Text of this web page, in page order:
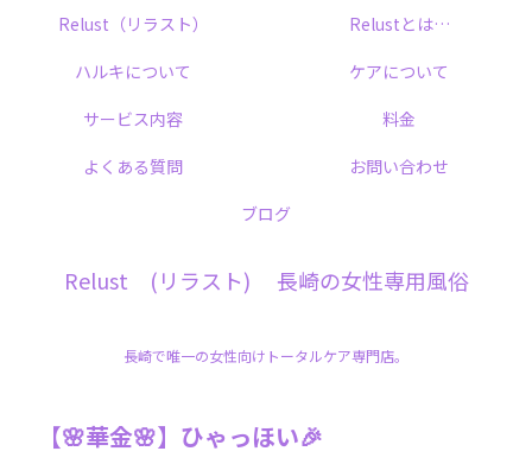
Relust (リラスト) 長崎の女性専用風俗
長崎で唯一の女性向けトータルケア専門店。
Relust（リラスト）
Relustとは…
ハルキについて
ケアについて
サービス内容
料金
よくある質問
お問い合わせ
ブログ
【🌸華金🌸】ひゃっほい🎉